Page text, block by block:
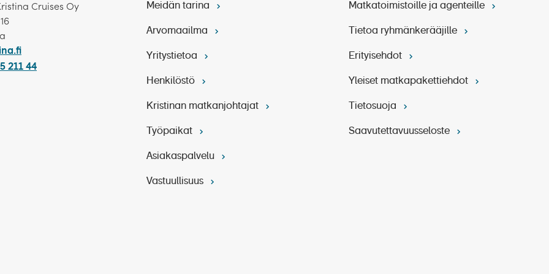
Cruises Oy
211 44
Meidän tarina
Arvomaailma
Yritystietoa
Henkilöstö
Kristinan matkanjohtajat
Työpaikat
Asiakaspalvelu
Vastuullisuus
Matkatoimistoille ja agenteille
Tietoa ryhmänkerääjille
Erityisehdot
Yleiset matkapakettiehdot
Tietosuoja
Saavutettavuusseloste